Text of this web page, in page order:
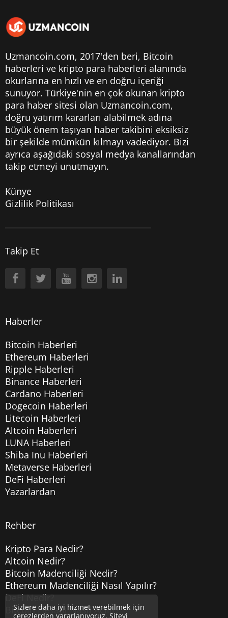
Uzmancoin.com, 2017'den beri, Bitcoin
haberleri ve kripto para haberleri alanında
okurlarına en hızlı ve en doğru içeriği
sunuyor. Türkiye'nin en çok okunan kripto
para haber sitesi olan Uzmancoin.com,
doğru yatırım kararları alabilmek adına
büyük önem taşıyan haber takibini eksiksiz
bir şekilde mümkün kılmayı vadediyor. Bizi
ayrıca aşağıdaki sosyal medya kanallarından
takip etmeyi unutmayın.
Künye
Gizlilik Politikası
Takip Et
Haberler
Bitcoin Haberleri
Ethereum Haberleri
Ripple Haberleri
Binance Haberleri
Cardano Haberleri
Dogecoin Haberleri
Litecoin Haberleri
Altcoin Haberleri
LUNA Haberleri
Shiba Inu Haberleri
Metaverse Haberleri
DeFi Haberleri
Yazarlardan
Rehber
Kripto Para Nedir?
Altcoin Nedir?
Bitcoin Madenciliği Nedir?
Ethereum Madenciliği Nasıl Yapılır?
DeFi Nedir?
Bitcoin Hesabı Nasıl Açılır?
Sizlere daha iyi hizmet verebilmek için
çerezlerden yararlanıyoruz. Siteyi